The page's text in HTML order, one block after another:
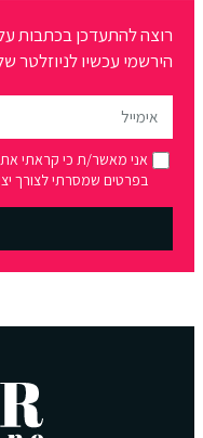
רוצה להתעדכן בכתבות
הירשמי עכשיו לניוזלטר
אני מאשר/ת כי קראתי את
בפרטים שמסרתי לצורך